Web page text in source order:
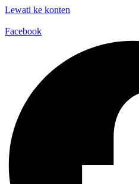
Lewati ke konten
Facebook